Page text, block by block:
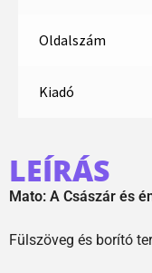
Oldalszám
Kiadó
LEÍRÁS
Mato: A Császár és
Fülszöveg és borító